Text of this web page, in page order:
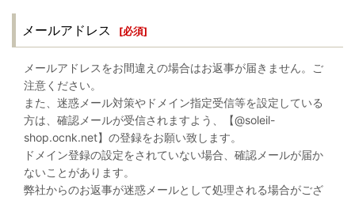
メールアドレス [必須]
メールアドレスをお間違えの場合はお返事が届きません。ご
注意ください。
また、迷惑メール対策やドメイン指定受信等を設定している
方は、確認メールが受信されますよう、【@soleil-
shop.ocnk.net】の登録をお願い致します。
ドメイン登録の設定をされていない場合、確認メールが届か
ないことがあります。
弊社からのお返事が迷惑メールとして処理される場合がござ